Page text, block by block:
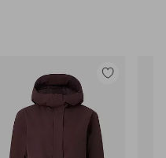
Lägg
favoriter